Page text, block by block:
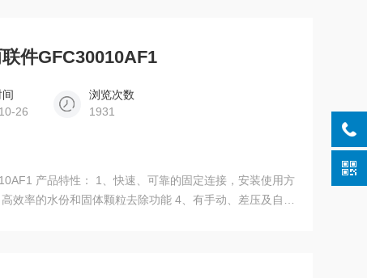
件GFC30010AF1
26
浏览次数
1931
产品特性： 1、快速、可靠的固定连接，安装使用方
效率的水份和固体颗粒去除功能 4、有手动、差压及自动